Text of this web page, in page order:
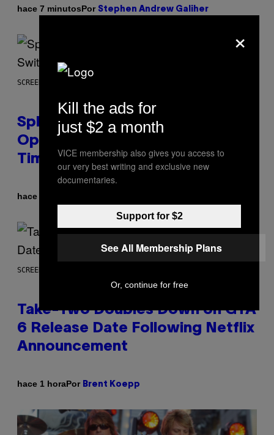
hace 7 minutosPor Stephen Andrew Galiher
SCREENSHOT: NINTENDO
Splatoon Raiders Patch
Optimizes The Game With Some
Timely Fixes
hace 7 minutos
SCREENSHOT: ROCKSTAR GAMES
Take-Two Doubles Down on GTA
6 Release Date Following Netflix
Announcement
hace 1 horaPor Brent Koepp
×
Kill the ads for
just $2 a month
VICE membership also gives you access to
our very best writing and exclusive new
documentaries.
Support for $2
See All Membership Plans
Or, continue for free